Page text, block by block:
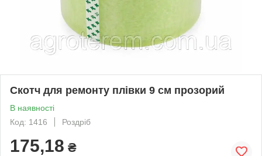
Скотч для ремонту плівки 9 см прозорий
В наявності
Код: 1416
Роздріб
175,18 ₴